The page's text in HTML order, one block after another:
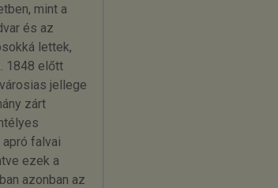
mint a
és az
lettek,
1848 előtt
jellege
zárt
falvai
ezek a
azonban az